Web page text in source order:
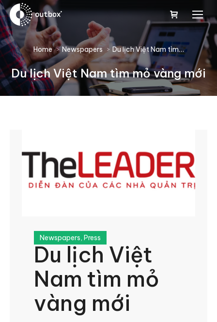
You are here:
Home Newspapers Du lịch Việt Nam tìm…
Du lịch Việt Nam tìm mỏ vàng mới
Newspapers, Press
Du lịch Việt
Nam tìm mỏ
vàng mới